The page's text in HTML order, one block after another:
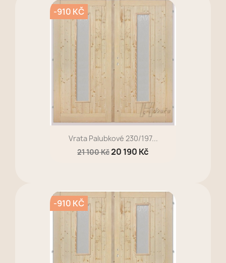
Vrata Palubkové 230/197...
21 100 Kč20 190 Kč
-910 KČ
-910 KČ